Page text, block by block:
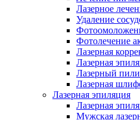
Лазерное
Удаление
Фотолечение
Лазерная
Лазерная
Лазерный
Лазерная
Лазерная эпиляция
Лазерная
Мужская